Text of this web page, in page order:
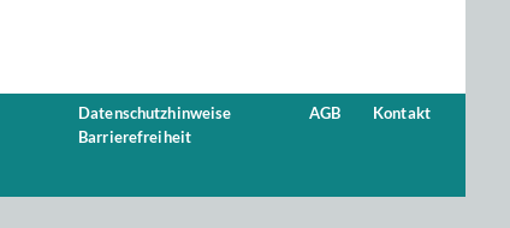
Datenschutzhinweise
Barrierefreiheit
AGB Kontakt